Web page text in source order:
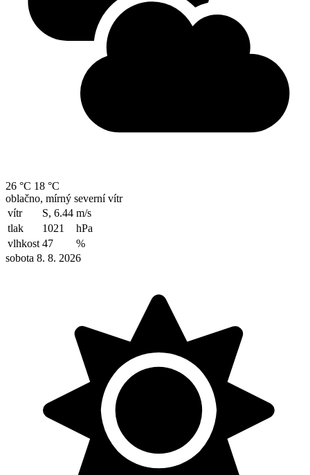
26 °C 18 °C
oblačno, mírný severní vítr
vítr
S, 6.44 m/s
tlak
1021
hPa
vlhkost 47
%
sobota 8. 8. 2026